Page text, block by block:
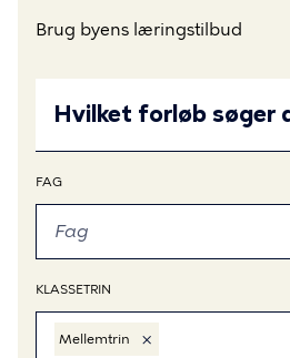
Brug byens læringstilbud
du
EFTER
FAG
KLASSETRIN
×
Mellemtrin